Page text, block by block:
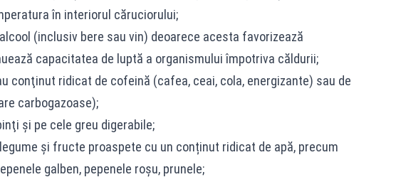
în interiorul căruciorului;
(inclusiv bere sau vin) deoarece acesta favorizează
capacitatea de luptă a organismului împotriva căldurii;
conţinut ridicat de cofeină (cafea, ceai, cola, energizante) sau de
carbogazoase);
şi pe cele greu digerabile;
şi fructe proaspete cu un conținut ridicat de apă, precum
galben, pepenele roşu, prunele;